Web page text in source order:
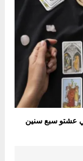
لي عشتو سبع سنين